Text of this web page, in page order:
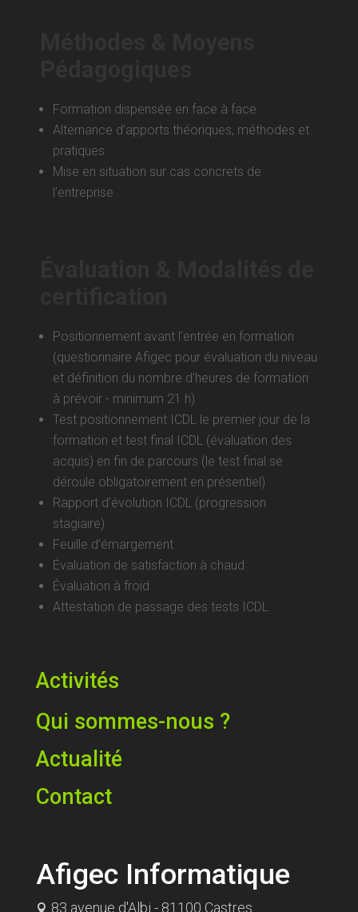
Formation dispensée en face à face
Alternance d’apports théoriques, méthodes et
pratiques
Mise en situation sur cas concrets de
l’entreprise
Positionnement avant l’entrée en formation
(questionnaire Afigec pour évaluation du niveau
et définition du nombre d'heures de formation
à prévoir - minimum 21 h)
Test positionnement ICDL le premier jour de la
formation et test final ICDL (évaluation des
acquis) en fin de parcours (le test final se
déroule obligatoirement en présentiel)
Rapport d’évolution ICDL (progression
stagiaire)
Feuille d’émargement
Évaluation de satisfaction à chaud
Évaluation à froid
Attestation de passage des tests ICDL
Activités
Qui sommes-nous ?
Actualité
Contact
Afigec Informatique
 83 avenue d'Albi - 81100 Castres